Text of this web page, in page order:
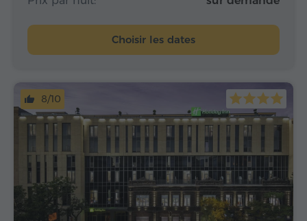
Choisir les dates
8/10